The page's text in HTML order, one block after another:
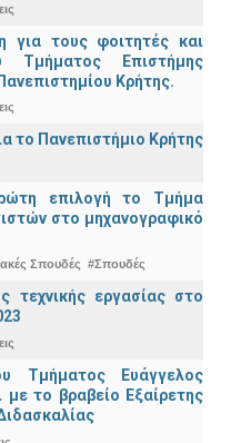
για τους φοιτητές και
Τμήματος Επιστήμης
Κρήτης.
το Πανεπιστήμιο Κρήτης
επιλογή το Τμήμα
στο μηχανογραφικό
Σπουδές #Σπουδές
τεχνικής εργασίας στο
Τμήματος Ευάγγελος
με το βραβείο Εξαίρετης